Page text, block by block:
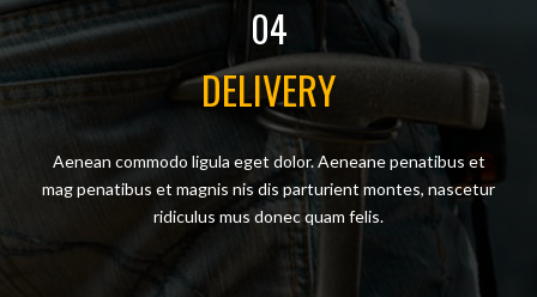
04
DELIVERY
Aenean commodo ligula eget dolor. Aeneane penatibus et
mag penatibus et magnis nis dis parturient montes, nascetur
ridiculus mus donec quam felis.